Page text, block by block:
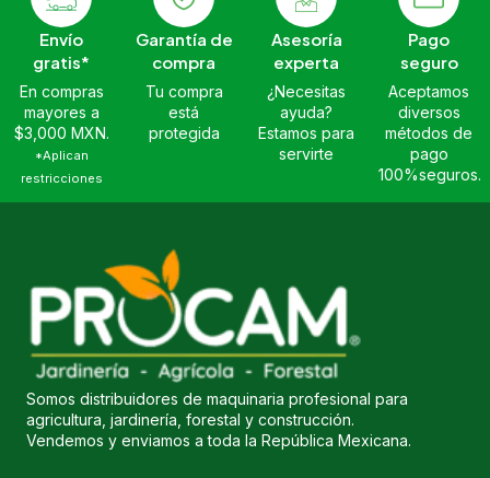
Envío
gratis*
En compras
mayores a
$3,000 MXN.
*Aplican
restricciones
Garantía de
compra
Tu compra
está
protegida
Asesoría
experta
¿Necesitas
ayuda?
Estamos para
servirte
Pago
seguro
Aceptamos
diversos
métodos de
pago
100%seguros.
Somos distribuidores de maquinaria profesional para
agricultura, jardinería, forestal y construcción.
Vendemos y enviamos a toda la República Mexicana.